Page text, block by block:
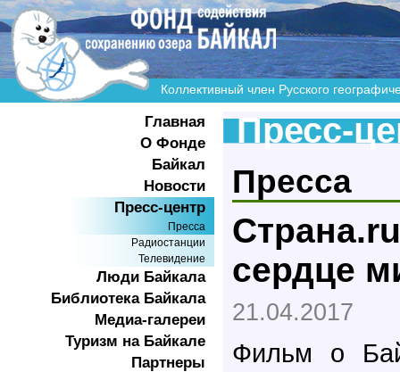
Коллективный член Русского
Главная
О Фонде
Байкал
Новости
Пресс-центр
Пресса
Радиостанции
Телевидение
Люди Байкала
Библиотека Байкала
Медиа-галереи
Туризм на Байкале
Партнеры
Пресс-
Пресса
сердце
21.04.2017
Фильм о